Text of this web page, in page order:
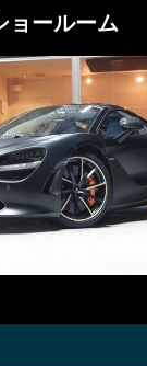
ョールーム